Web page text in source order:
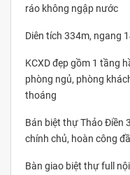
ráo không ngập nước
Diên tích 334m, ngang
KCXD đẹp gồm 1 tầng
phòng ngủ, phòng
thoáng
Bán biệt thự Thảo Điền
chính chủ, hoàn công
Bàn giao biệt thự full